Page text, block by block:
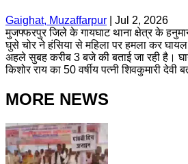
Gaighat, Muzaffarpur
Jul 2, 2026
मुजफ्फरपुर जिले के गायघाट थाना क्षेत्र के
घुसे चोर ने हंसिया से महिला पर हमला कर
अहले सुबह करीब 3 बजे की बताई जा रही है।
किशोर राय का 50 वर्षीय पत्नी शिवकुमारी देवी
MORE NEWS